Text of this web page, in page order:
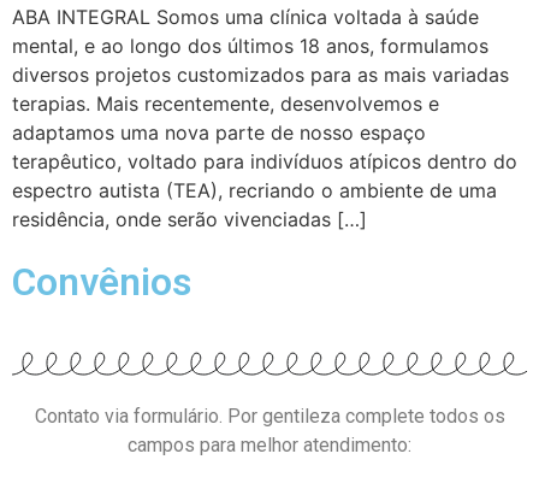
ABA INTEGRAL Somos uma clínica voltada à saúde
mental, e ao longo dos últimos 18 anos, formulamos
diversos projetos customizados para as mais variadas
terapias. Mais recentemente, desenvolvemos e
adaptamos uma nova parte de nosso espaço
terapêutico, voltado para indivíduos atípicos dentro do
espectro autista (TEA), recriando o ambiente de uma
residência, onde serão vivenciadas […]
Convênios
Contato via formulário. Por gentileza complete todos os
campos para melhor atendimento: